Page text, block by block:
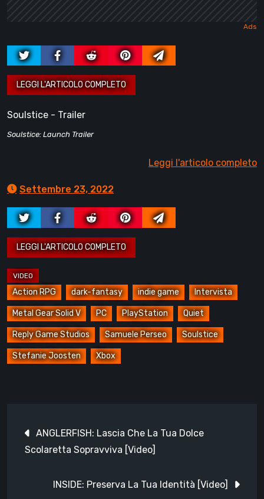
Soulstice - Trailer
Soulstice: Launch Trailer
Leggi l'articolo completo
Settembre 23, 2022
Action RPG dark-fantasy indie game Intervista
Metal Gear Solid V PC PlayStation Quiet
Reply Game Studios Samuele Perseo Soulstice
Stefanie Joosten Xbox
articoli
ANGLERFISH: Lascia Che La Tua Dolce
Scolaretta Sopravviva [Video]
INSIDE: Preserva La Tua Identità [Video]